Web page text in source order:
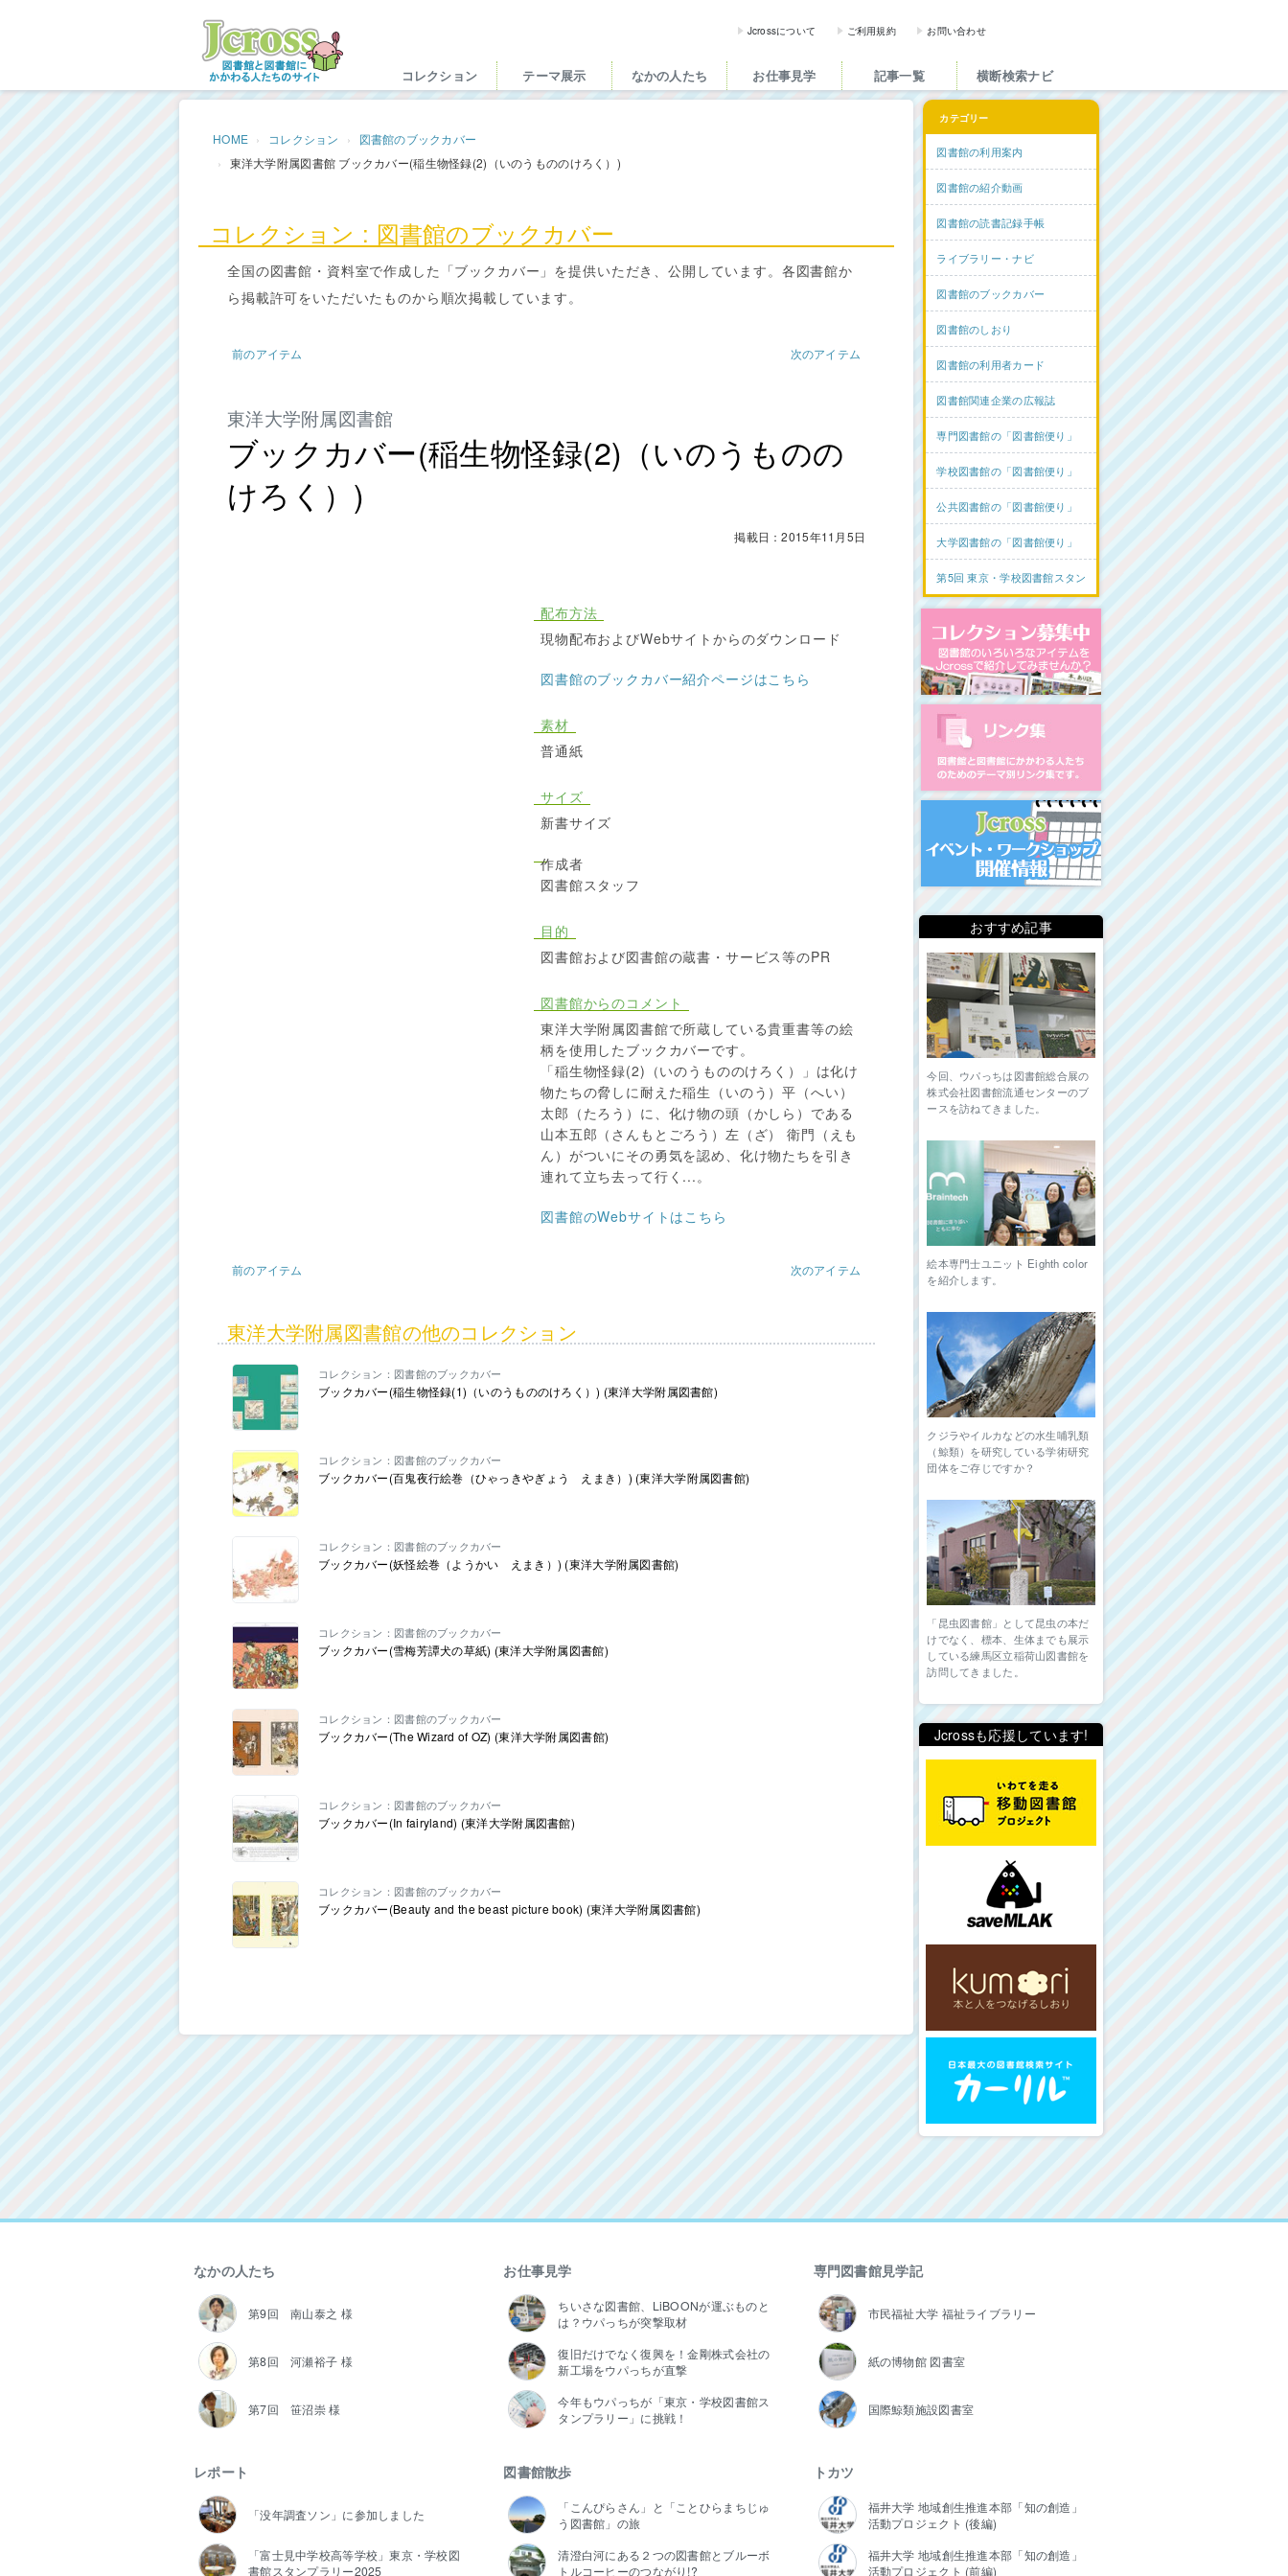
Jcross（ジェイクロス）| 図書館と図書館にかかわる人た
Jcrossについて ご利用規約 お問い合わせ
コレクション テーマ展示 なかの人たち お仕事見学 記事一覧 横断検索ナビ
HOME コレクション
図書館のブックカバー
東洋大学附属図書館 ブックカバー(稲生物怪録(2)（いのうもののけろく）)
コレクション : 図書館のブックカバー
全国の図書館・資料室で作成した「ブックカバー」を提供いただき、公開しています。各図書館か
ら掲載許可をいただいたものから順次掲載しています。
前のアイテム 次のアイテム
東洋大学附属図書館
ブックカバー(稲生物怪録(2)（いのうものの
けろく）)
掲載日：2015年11月5日
配布方法
現物配布およびWebサイトからのダウンロード
図書館のブックカバー紹介ページはこちら
素材
普通紙
サイズ
新書サイズ
作成者
図書館スタッフ
目的
図書館および図書館の蔵書・サービス等のPR
図書館からのコメント
東洋大学附属図書館で所蔵している貴重書等の絵
柄を使用したブックカバーです。
「稲生物怪録(2)（いのうもののけろく）」は化け
物たちの脅しに耐えた稲生（いのう）平（へい）
太郎（たろう）に、化け物の頭（かしら）である
山本五郎（さんもとごろう）左（ざ） 衛門（えも
ん）がついにその勇気を認め、化け物たちを引き
連れて立ち去って行く...。
図書館のWebサイトはこちら
前のアイテム 次のアイテム
東洋大学附属図書館の他のコレクション
コレクション：図書館のブックカバー
ブックカバー(稲生物怪録(1)（いのうもののけろく）) (東洋大学附属図書館)
コレクション：図書館のブックカバー
ブックカバー(百鬼夜行絵巻（ひゃっきやぎょう えまき）) (東洋大学附属図書館)
コレクション：図書館のブックカバー
ブックカバー(妖怪絵巻（ようかい えまき）) (東洋大学附属図書館)
コレクション：図書館のブックカバー
ブックカバー(雪梅芳譚犬の草紙) (東洋大学附属図書館)
コレクション：図書館のブックカバー
ブックカバー(The Wizard of OZ) (東洋大学附属図書館)
コレクション：図書館のブックカバー
ブックカバー(In fairyland) (東洋大学附属図書館)
コレクション：図書館のブックカバー
ブックカバー(Beauty and the beast picture book) (東洋大学附属図書館)
カテゴリー
図書館の利用案内
図書館の紹介動画
図書館の読書記録手帳
ライブラリー・ナビ
図書館のブックカバー
図書館のしおり
図書館の利用者カード
図書館関連企業の広報誌
専門図書館の「図書館便り」
学校図書館の「図書館便り」
公共図書館の「図書館便り」
大学図書館の「図書館便り」
第5回 東京・学校図書館スタンプラリー
コレクション募集中
図書館リンク集
イベント・ワークショップ開
おすすめ記事
今回、ウパっちは図書館総合展の
株式会社図書館流通センターのブ
ースを訪ねてきました。
絵本専門士ユニット Eighth color
を紹介します。
クジラやイルカなどの水生哺乳類
（鯨類）を研究している学術研究
団体をご存じですか？
「昆虫図書館」として昆虫の本だ
けでなく、標本、生体までも展示
している練馬区立稲荷山図書館を
訪問してきました。
Jcrossも応援しています!
なかの人たち
第9回 南山泰之 様
第8回 河瀬裕子 様
第7回 笹沼崇 様
お仕事見学
ちいさな図書館、LiBOONが運ぶものと
は？ウパっちが突撃取材
復旧だけでなく復興を！金剛株式会社の
新工場をウパっちが直撃
今年もウパっちが「東京・学校図書館ス
タンプラリー」に挑戦！
専門図書館見学記
市民福祉大学 福祉ライブラリー
紙の博物館 図書室
国際鯨類施設図書室
レポート
「没年調査ソン」に参加しました
「富士見中学校高等学校」東京・学校図
書館スタンプラリー2025
図書館散歩
「こんぴらさん」と「ことひらまちじゅ
う図書館」の旅
清澄白河にある２つの図書館とブルーボ
トルコーヒーのつながり!?
トカツ
福井大学 地域創生推進本部「知の創造」
活動プロジェクト (後編)
福井大学 地域創生推進本部「知の創造」
活動プロジェクト (前編)